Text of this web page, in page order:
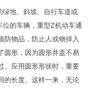
地、斜坡、自行车道或
的车辆，重型Z机动车通
防物品，防止人或物掉入
圆形，因为圆形井盖不易
。应用圆形形状时，重要
的长度。这样一来，无论